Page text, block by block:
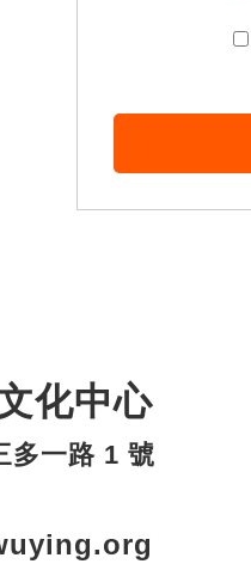
化中心
多一路 1 號